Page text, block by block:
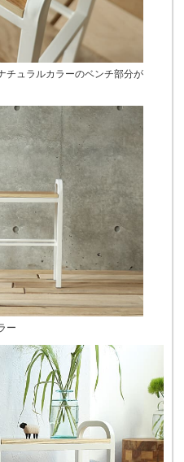
チュラルカラーのベンチ部分が
ー